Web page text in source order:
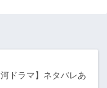
ドラマ】ネタバレあ